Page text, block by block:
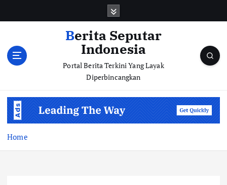
Berita Seputar
Indonesia
Portal Berita Terkini Yang Layak
Diperbincangkan
Home